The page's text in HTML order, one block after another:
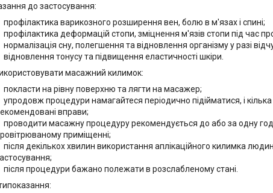
до застосування:
профілактика варикозного розширення вен, болю в м'язах і спині;
профілактика деформацій стопи, зміцнення м'язів стопи під час
нормалізація сну, полегшення та відновлення організму у разі
відновлення тонусу та підвищення еластичності шкіри.
масажний килимок:
покласти на рівну поверхню та лягти на масажер;
упродовж процедури намагайтеся періодично підійматися, і
вправи;
проводити масажну процедуру рекомендується до або за одну
приміщенні;
після декількох хвилин використання аплікаційного килимка
після процедури бажано полежати в розслабленому стані.